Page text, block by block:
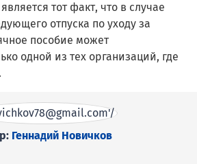
тот факт, что в случае
отпуска по уходу за
пособие может
одной из тех организаций, где
Геннадий Новичков